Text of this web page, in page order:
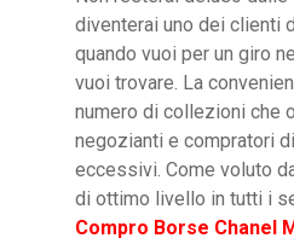
diventerai uno dei clienti
quando vuoi per un giro
vuoi trovare. La
numero di collezioni che
negozianti e compratori
eccessivi. Come voluto
di ottimo livello in tutti i
Compro Borse Chanel